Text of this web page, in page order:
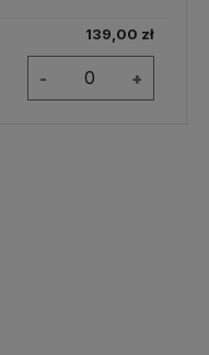
139,00 zł
- +